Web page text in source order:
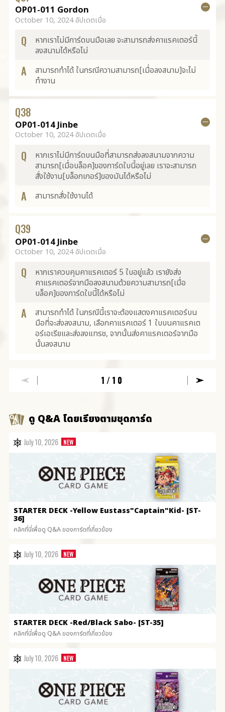
OP01-011 Gordon
October 10, 2024 อัปเดตเมื่อ
Q
หากเราไม่มีการ์ดบนมือเลย จะสามารถส่งคาแรคเตอร์นี้
ลงสนามได้หรือไม่
A
สามารถทำได้ ในกรณีความสามารถ[เมื่อลงสนาม]จะไม่
ทำงาน
Q38
OP01-014 Jinbe
October 10, 2024 อัปเดตเมื่อ
Q
หากเราไม่มีการ์ดบนมือที่สามารถส่งลงสนามจากความ
สามารถ[เมื่อบล็อค]ของการ์ดใบนี้อยู่เลย เราจะสามารถ
สั่งใช้งาน[บล็อกเกอร์]ของมันได้หรือไม่
A สามารถสั่งใช้งานได้
Q39
OP01-014 Jinbe
October 10, 2024 อัปเดตเมื่อ
Q
หากเราควบคุมคาแรคเตอร์ 5 ใบอยู่แล้ว เรายังส่ง
คาแรคเตอร์จากมือลงสนามด้วยความสามารถ[เมื่อ
บล็อค]ของการ์ดใบนี้ได้หรือไม่
A
สามารถทำได้ ในกรณีนี้เราจะต้องแสดงคาแรคเตอร์บน
มือที่จะส่งลงสนาม, เลือกคาแรคเตอร์ 1 ใบบนคาแรคเต
อร์เอเรียและส่งลงแทรช, จากนั้นส่งคาแรคเตอร์จากมือ
นั้นลงสนาม
1 /10
ดู Q&A โดยเรียงตามชุดการ์ด
July 10, 2026
STARTER DECK -Yellow Eustass"Captain"Kid- [ST-
36]
คลิกที่นี่เพื่อดู Q&A ของการ์ดที่เกี่ยวข้อง
July 10, 2026
STARTER DECK -Red/Black Sabo- [ST-35]
คลิกที่นี่เพื่อดู Q&A ของการ์ดที่เกี่ยวข้อง
July 10, 2026